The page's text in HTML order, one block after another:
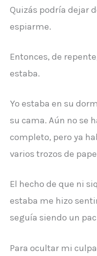
Quizás podría dejar
espiarme.
Entonces, de
estaba.
Yo estaba en su
su cama. Aún no se
completo, pero ya
varios trozos de
El hecho de que ni
estaba me hizo
seguía siendo un
Para ocultar mi